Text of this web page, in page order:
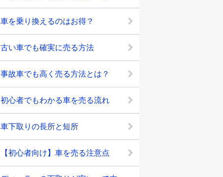
車を乗り換えるのはお得？
古い車でも確実に売る方法
事故車でも高く売る方法とは？
初心者でもわかる車を売る流れ
車下取りの長所と短所
【初心者向け】車を売る注意点